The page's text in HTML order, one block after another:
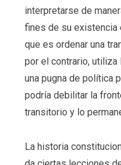
interpretarse de
fines de su existencia
que es ordenar una
por el contrario,
una pugna de política
podría debilitar la
transitorio y lo
La historia